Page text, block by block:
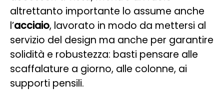
altrettanto importante lo assume anche
l’acciaio, lavorato in modo da mettersi al
servizio del design ma anche per garantire
solidità e robustezza: basti pensare alle
scaffalature a giorno, alle colonne, ai
supporti pensili.